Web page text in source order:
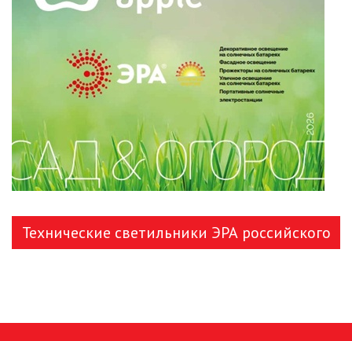
ЛИНЕЙНЫЕ СВЕТОДИОДНЫЕ
СВЕТИЛЬНИКИ
ЛЮСТРЫ
МОДУЛЬНЫЕ СИСТЕМЫ
ОСВЕЩЕНИЯ (LED МОДУЛИ)
НАСТОЛЬНЫЕ СВЕТИЛЬНИКИ
НИЗКОВОЛЬТНОЕ
Технические светильники ЭРА российского